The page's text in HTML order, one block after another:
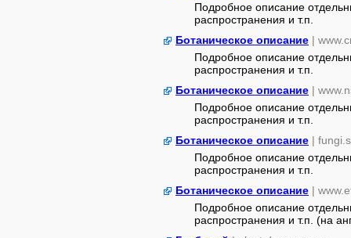
Подробное описание
распространения и т.п.
Ботаническое описание |
Подробное описание
распространения и т.п.
Ботаническое описание |
Подробное описание
распространения и т.п.
Ботаническое описание |
Подробное описание
распространения и т.п.
Ботаническое описание |
Подробное описание
распространения и т.п. (на